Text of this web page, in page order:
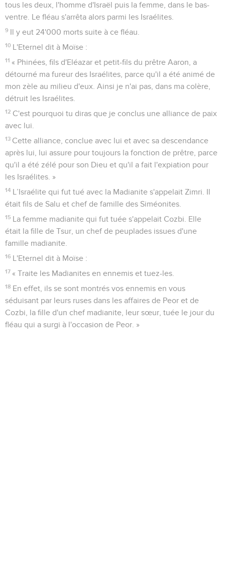
tous les deux, l'homme d'Israël puis la femme, dans le bas-
ventre. Le fléau s'arrêta alors parmi les Israélites.
9 Il y eut 24'000 morts suite à ce fléau.
10 L'Eternel dit à Moïse :
11 « Phinées, fils d'Eléazar et petit-fils du prêtre Aaron, a
détourné ma fureur des Israélites, parce qu'il a été animé de
mon zèle au milieu d'eux. Ainsi je n'ai pas, dans ma colère,
détruit les Israélites.
12 C'est pourquoi tu diras que je conclus une alliance de paix
avec lui.
13 Cette alliance, conclue avec lui et avec sa descendance
après lui, lui assure pour toujours la fonction de prêtre, parce
qu'il a été zélé pour son Dieu et qu'il a fait l'expiation pour
les Israélites. »
14 L’Israélite qui fut tué avec la Madianite s'appelait Zimri. Il
était fils de Salu et chef de famille des Siméonites.
15 La femme madianite qui fut tuée s'appelait Cozbi. Elle
était la fille de Tsur, un chef de peuplades issues d'une
famille madianite.
16 L'Eternel dit à Moïse :
17 « Traite les Madianites en ennemis et tuez-les.
18 En effet, ils se sont montrés vos ennemis en vous
séduisant par leurs ruses dans les affaires de Peor et de
Cozbi, la fille d'un chef madianite, leur sœur, tuée le jour du
fléau qui a surgi à l'occasion de Peor. »